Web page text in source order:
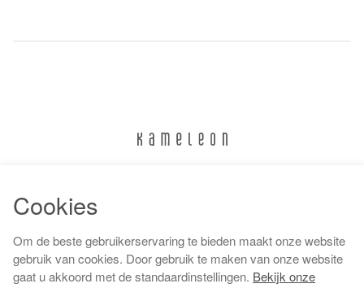
Algemene voorwaarden
Cookies
Om de beste gebruikerservaring te bieden maakt onze website
gebruik van cookies. Door gebruik te maken van onze website
gaat u akkoord met de standaardinstellingen. Bekijk onze